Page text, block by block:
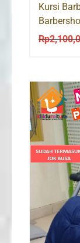
Kursi
Rp